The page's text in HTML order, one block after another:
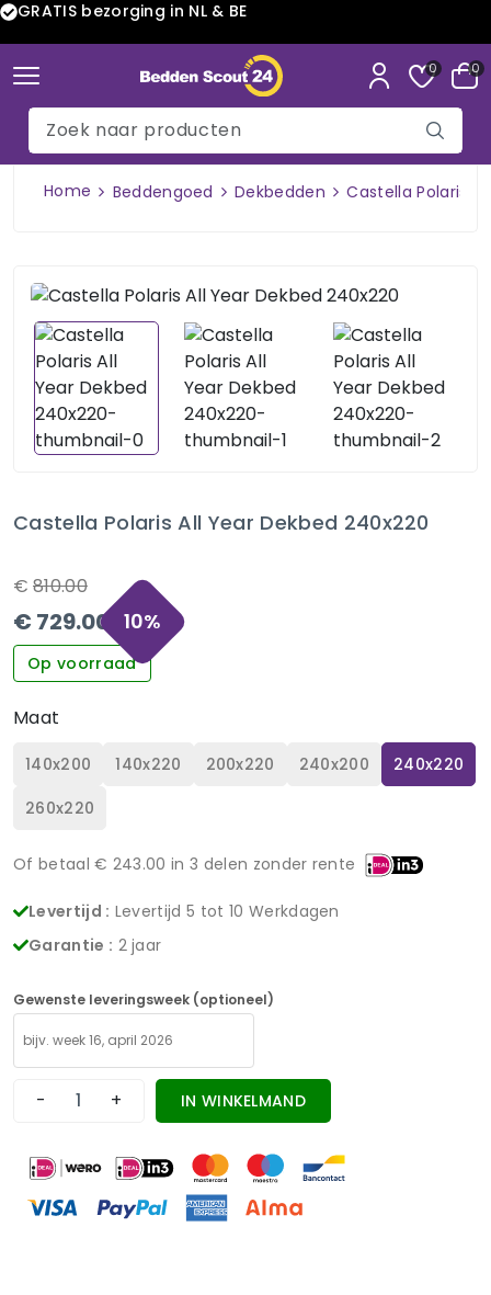
GRATIS bezorging in NL & BE
0 0
Home Beddengoed Dekbedden Castella Polaris
Castella Polaris All Year Dekbed 240x220
€ 810.00
€ 729.00 10%
Op voorraad
Maat
140x200 140x220 200x220 240x200
240x220
260x220
Of betaal € 243.00 in 3 delen zonder rente
Levertijd : Levertijd 5 tot 10 Werkdagen
Garantie : 2 jaar
Gewenste leveringsweek (optioneel)
- + IN WINKELMAND